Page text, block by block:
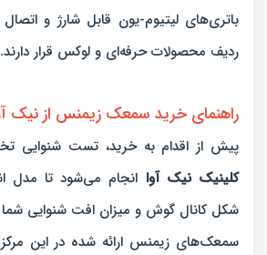
باتری‌های لیتیوم-یون قابل شارژ و
ردیف محصولات حرفه‌ای و لوکس قرار دارند.
راهنمای خرید سمعک زیمنس از نیک
پیش از اقدام به خرید، تست شنوایی
کلینیک نیک آوا انجام می‌شود تا مدل
شکل کانال گوش و میزان افت شنوایی
سمعک‌های زیمنس ارائه شده در این مرکز